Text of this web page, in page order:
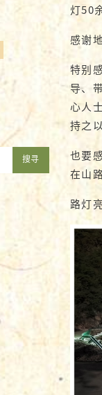
搜寻
灯50
感谢
特别
导、
心人
持之
也要
在山
路灯